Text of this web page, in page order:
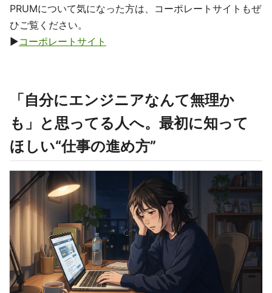
PRUMについて気になった方は、コーポレートサイトもぜ
ひご覧ください。
▶コーポレートサイト
「自分にエンジニアなんて無理か
も」と思ってる人へ。最初に知って
ほしい“仕事の進め方”